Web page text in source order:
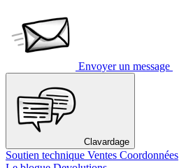
Envoyer un message
Clavardage
Soutien technique Ventes Coordonnées